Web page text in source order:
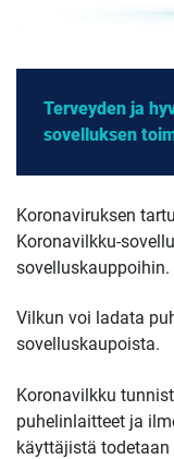
Terveyden ja
sovelluksen
Koronaviruksen
Koronavilkku-
sovelluskauppoihin.
Vilkun voi ladata
sovelluskaupoista.
Koronavilkku
puhelinlaitteet ja
käyttäjistä